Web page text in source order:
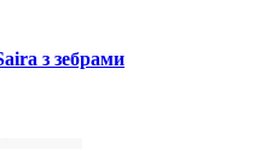
з зебрами